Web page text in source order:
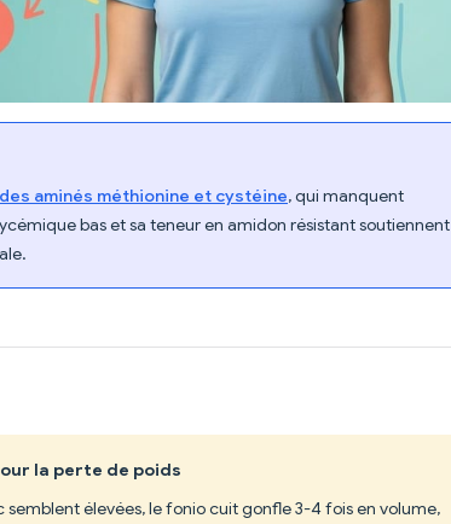
aminés méthionine et cystéine, qui manquent
bas et sa teneur en amidon résistant soutiennent
la perte de poids
semblent élevées, le fonio cuit gonfle 3-4 fois en volume,